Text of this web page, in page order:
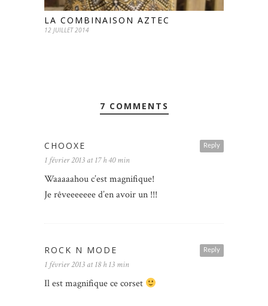
LA COMBINAISON AZTEC
12 JUILLET 2014
7 COMMENTS
Reply
CHOOXE
1 février 2013 at 17 h 40 min
Waaaaahou c’est magnifique!
Je rêveeeeeee d’en avoir un !!!
Reply
ROCK N MODE
1 février 2013 at 18 h 13 min
Il est magnifique ce corset